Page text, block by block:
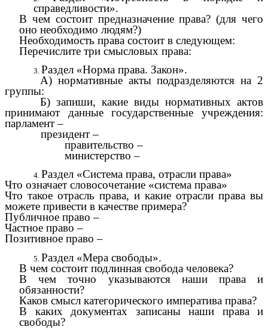
справедливости».
В чем состоит предназначение права? (для чего
оно необходимо людям?)
Необходимость права состоит в следующем:
Перечислите три смысловых права:
Раздел «Норма права. Закон».
А) нормативные акты подразделяются на 2
группы:
Б) запиши, какие виды нормативных актов
принимают данные государственные учреждения:
парламент –
президент –
правительство –
министерство –
Раздел «Система права, отрасли права»
Что означает словосочетание «система права»
Что такое отрасль права, и какие отрасли права вы
можете привести в качестве примера?
Публичное право –
Частное право –
Позитивное право –
Раздел «Мера свободы».
В чем состоит подлинная свобода человека?
В чем точно указываются наши права и
обязанности?
Каков смысл категорического императива права?
В каких документах записаны наши права и
свободы?